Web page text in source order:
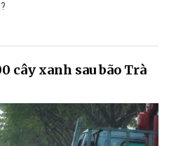
cây xanh sau bão Trà